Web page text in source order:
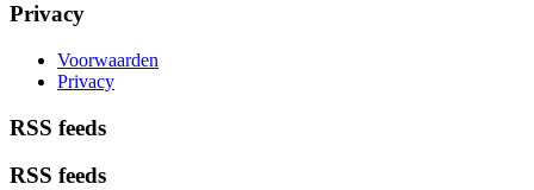
Privacy
Voorwaarden
Privacy
RSS feeds
RSS feeds